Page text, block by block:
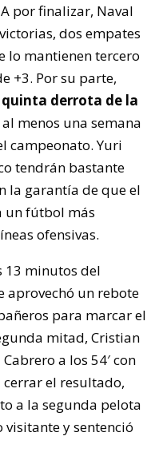
por finalizar, Naval
dos empates
lo mantienen tercero
+3. Por su parte,
quinta derrota de la
menos una semana
campeonato. Yuri
tendrán bastante
la garantía de que el
un fútbol más
ofensivas.
13 minutos del
un rebote
para marcar el
mitad, Cristian
a los 54′ con
el resultado,
a la segunda pelota
y sentenció